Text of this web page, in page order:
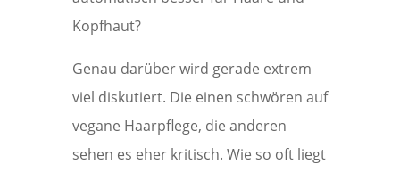
Kopfhaut?
Genau darüber wird gerade extrem
viel diskutiert. Die einen schwören auf
vegane Haarpflege, die anderen
sehen es eher kritisch. Wie so oft liegt